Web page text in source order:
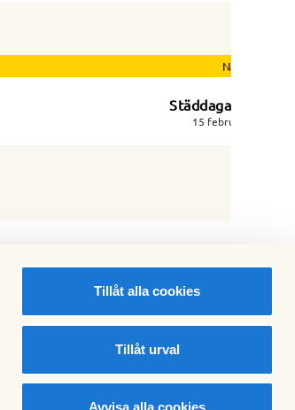
Tillåt alla cookies
Tillåt urval
Avvisa alla cookies
Nästa nyhet
Städdagar 2026
15 februari 2026